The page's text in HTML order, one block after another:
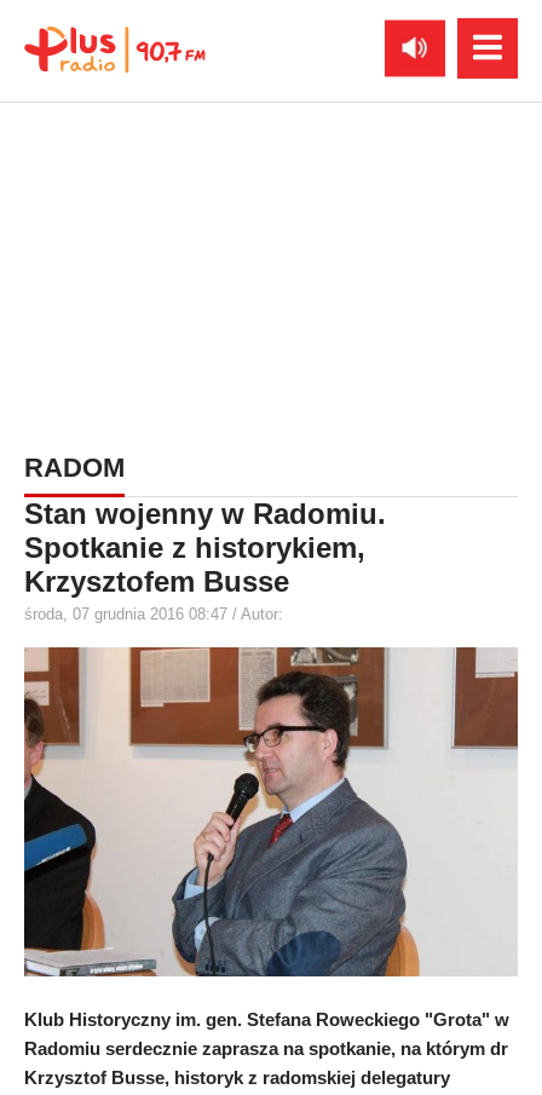
RADOM
Stan wojenny w Radomiu.
Spotkanie z historykiem,
Krzysztofem Busse
środa, 07 grudnia 2016 08:47 / Autor:
Klub Historyczny im. gen. Stefana Roweckiego "Grota" w
Radomiu serdecznie zaprasza na spotkanie, na którym dr
Krzysztof Busse, historyk z radomskiej delegatury